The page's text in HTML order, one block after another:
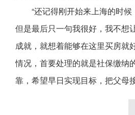
“还记得刚开始来上海的时
但是最后只一句我很好，我不想
成就，就想着能够在这里买房就
情况，首要处理的就是社保缴纳
靠，希望早日实现目标，把父母